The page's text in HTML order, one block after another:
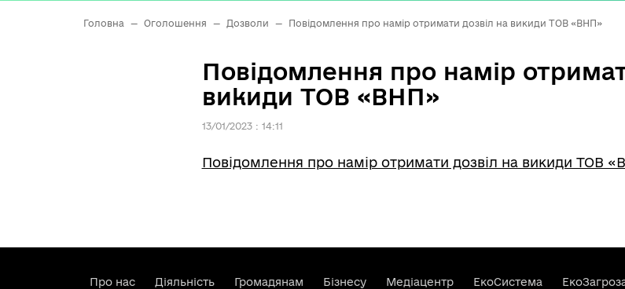
Головна — Оголошення — Дозволи — Повідомлення про намір отримати дозвіл на викиди ТОВ «ВНП»
Повідомлення про намір
викиди ТОВ «ВНП»
13/01/2023 : 14:11
Повідомлення про намір отримати дозвіл на викиди ТОВ
Про нас Діяльність Громадянам Бізнесу Медіацентр ЕкоСистема